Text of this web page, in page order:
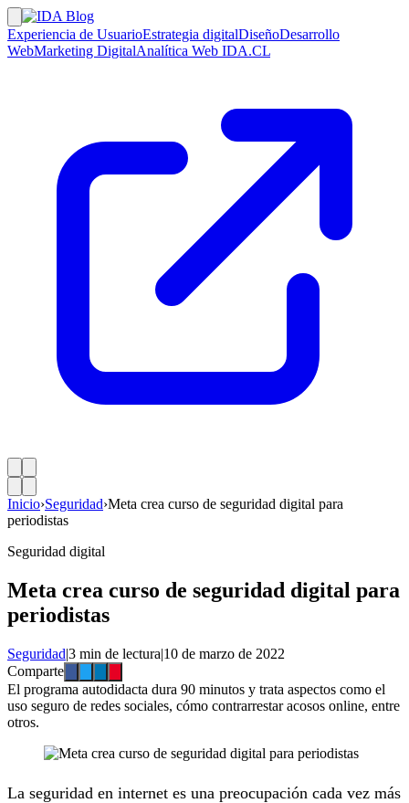
Experiencia de UsuarioEstrategia digitalDiseñoDesarrollo
WebMarketing DigitalAnalítica Web IDA.CL
Inicio›Seguridad›Meta crea curso de seguridad digital para
periodistas
Seguridad digital
Meta crea curso de seguridad digital para
periodistas
Seguridad|3 min de lectura|10 de marzo de 2022
Comparte
El programa autodidacta dura 90 minutos y trata aspectos como el
uso seguro de redes sociales, cómo contrarrestar acosos online, entre
otros.
La seguridad en internet es una preocupación cada vez más